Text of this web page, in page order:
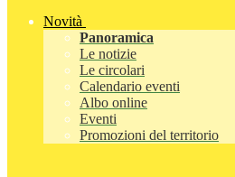
Novità
Panoramica
Le notizie
Le circolari
Calendario eventi
Albo online
Eventi
Promozioni del territorio